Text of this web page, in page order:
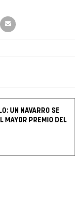
UN NAVARRO SE
MAYOR PREMIO DEL